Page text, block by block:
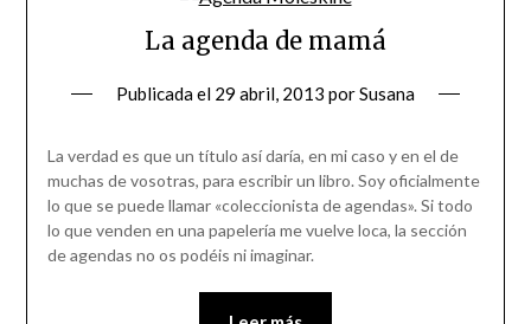
La agenda de mamá
Publicada el 29 abril, 2013 porSusana
La verdad es que un título así daría, en mi caso y en el de
muchas de vosotras, para escribir un libro. Soy oficialmente
lo que se puede llamar «coleccionista de agendas». Si todo
lo que venden en una papelería me vuelve loca, la sección
de agendas no os podéis ni imaginar.